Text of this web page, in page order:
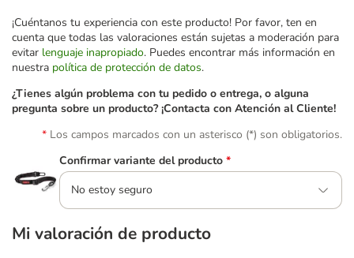
¡Cuéntanos tu experiencia con este producto! Por favor, ten en
cuenta que todas las valoraciones están sujetas a moderación para
evitar lenguaje inapropiado. Puedes encontrar más información en
nuestra política de protección de datos.
¿Tienes algún problema con tu pedido o entrega, o alguna
pregunta sobre un producto? ¡Contacta con Atención al Cliente!
Los campos marcados con un asterisco (*) son obligatorios.
Confirmar variante del producto *
No estoy seguro
Mi valoración de producto